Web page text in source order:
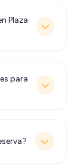
Plaza
para